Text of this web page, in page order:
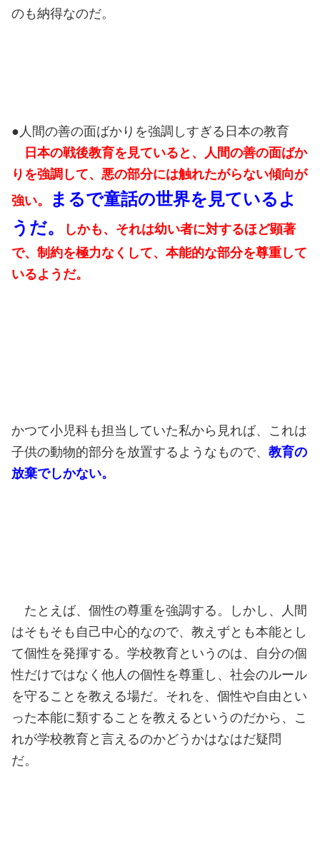
のも納得なのだ。
●人間の善の面ばかりを強調しすぎる日本の教育
日本の戦後教育を見ていると、人間の善の面ばか
りを強調して、悪の部分には触れたがらない傾向が
強い。
まるで童話の世界を見ているよ
うだ。
しかも、それは幼い者に対するほど顕著
で、制約を極力なくして、本能的な部分を尊重して
いるようだ。
かつて小児科も担当していた私から見れば、これは
子供の動物的部分を放置するようなもので、 教育の
放棄でしかない。
たとえば、個性の尊重を強調する。しかし、人間
はそもそも自己中心的なので、教えずとも本能とし
て個性を発揮する。学校教育というのは、自分の個
性だけではなく他人の個性を尊重し、社会のルール
を守ることを教える場だ。それを、個性や自由とい
った本能に類することを教えるというのだから、こ
れが学校教育と言えるのかどうかはなはだ疑問
だ。